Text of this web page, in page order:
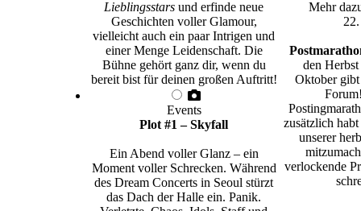
Lieblingsstars und erfinde neue
Geschichten voller Glamour,
vielleicht auch ein paar Intrigen und
einer Menge Leidenschaft. Die
Bühne gehört ganz dir, wenn du
bereit bist für deinen großen Auftritt!
Events
Plot #1 – Skyfall
Ein Abend voller Glanz – ein
Moment voller Schrecken. Während
des Dream Concerts in Seoul stürzt
das Dach der Halle ein. Panik.
Mehr
den
Oktober
zusätzlich
unserer
verlockende